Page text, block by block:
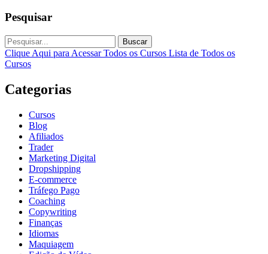
Pesquisar
Buscar
Clique Aqui para Acessar Todos os Cursos Lista de Todos os
Cursos
Categorias
Cursos
Blog
Afiliados
Trader
Marketing Digital
Dropshipping
E-commerce
Tráfego Pago
Coaching
Copywriting
Finanças
Idiomas
Maquiagem